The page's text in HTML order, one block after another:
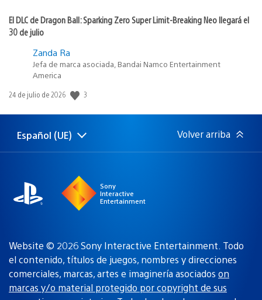
El DLC de Dragon Ball: Sparking Zero Super Limit-Breaking Neo llegará el
30 de julio
Zanda Ra
Jefa de marca asociada, Bandai Namco Entertainment
America
Fecha
publicación:
24 de julio de 2026 3
Selecciona
Región
Español (UE) Volver arriba
Sony
Interactive
Entertainment
Website © 2026 Sony Interactive Entertainment. Todo
el contenido, títulos de juegos, nombres y direcciones
comerciales, marcas, artes e imaginería asociados on
marcas y/o material protegido por copyright de sus